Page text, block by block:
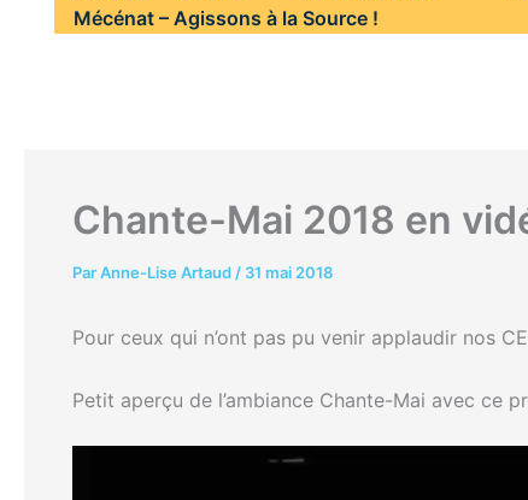
Mécénat – Agissons à la Source !
Chante-Mai 2018 en
ParAnne-Lise Artaud / 31 mai 2018
Pour ceux qui n’ont pas pu venir applaudir nos
Petit aperçu de l’ambiance Chante-Mai avec ce